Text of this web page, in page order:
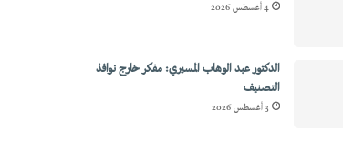
4 أغسطس 2026
الدكتور عبد الوهاب المسيري: مفكر خارج نوافذ
التصنيف
3 أغسطس 2026